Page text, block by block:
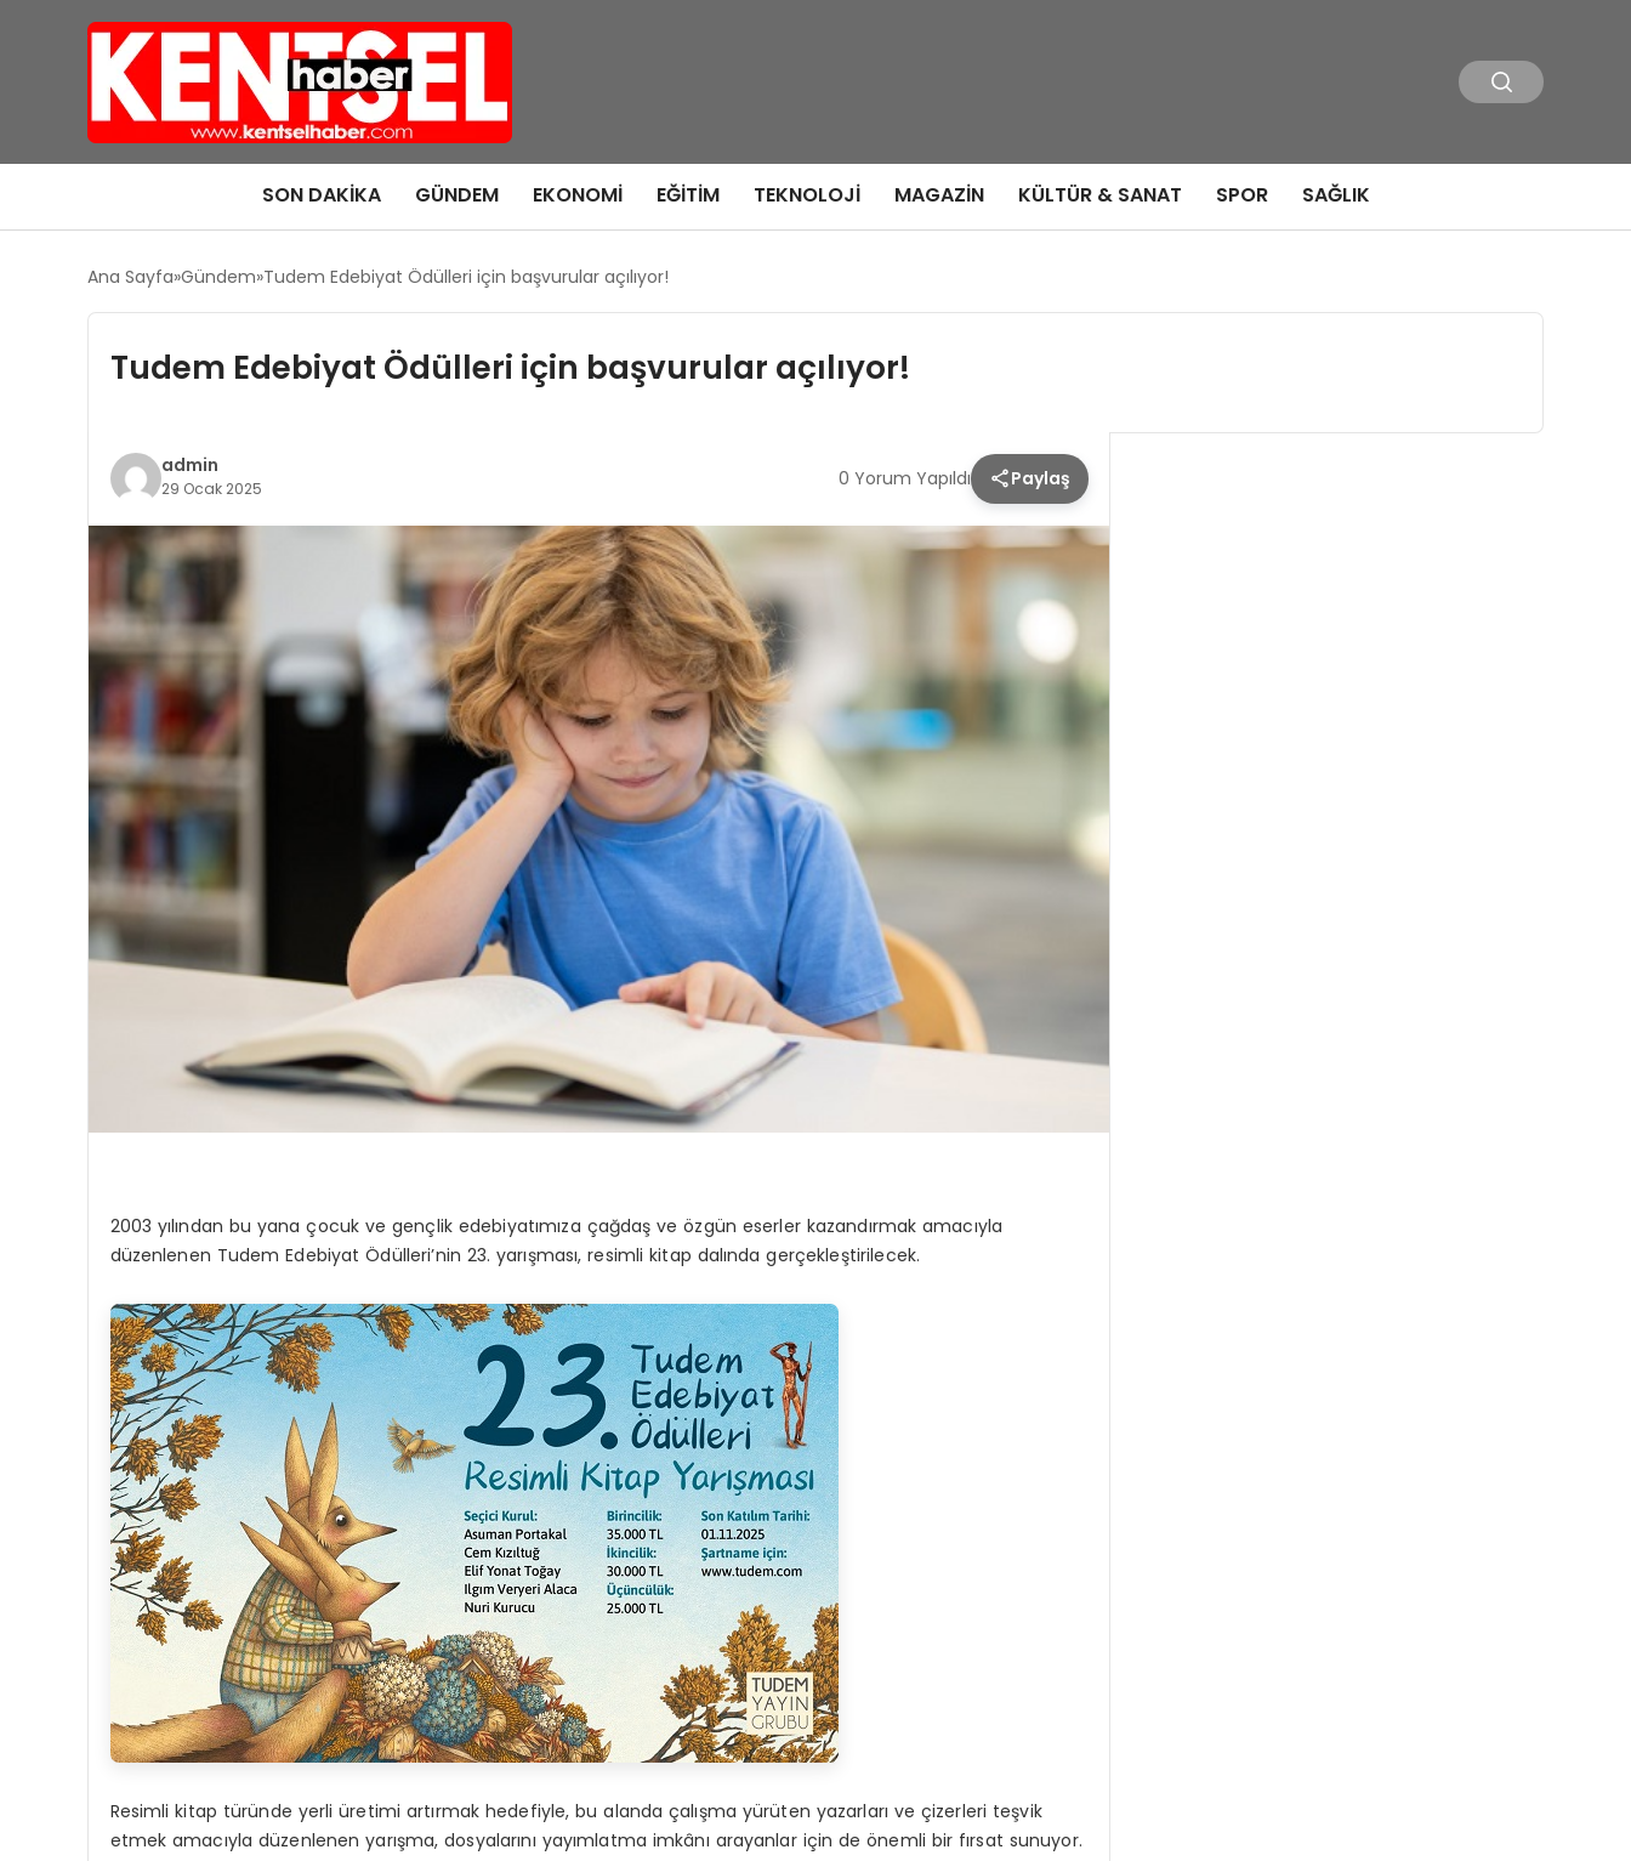
SON DAKIKA GÜNDEM EKONOMI EĞITIM TEKNOLOJI MAGAZIN KÜLTÜR & SANAT SPOR SAĞLIK
Ana Sayfa Gündem Tudem Edebiyat Ödülleri için başvurular açılıyor!
Tudem Edebiyat Ödülleri için başvurular açılıyor!
admin
29 Ocak 2025 0 Yorum Yapıldı Paylaş
2003 yılından bu yana çocuk ve gençlik edebiyatımıza çağdaş ve özgün eserler kazandırmak amacıyla
düzenlenen Tudem Edebiyat Ödülleri’nin 23. yarışması, resimli kitap dalında gerçekleştirilecek.
Resimli kitap türünde yerli üretimi artırmak hedefiyle, bu alanda çalışma yürüten yazarları ve çizerleri teşvik
etmek amacıyla düzenlenen yarışma, dosyalarını yayımlatma imkânı arayanlar için de önemli bir fırsat sunuyor.